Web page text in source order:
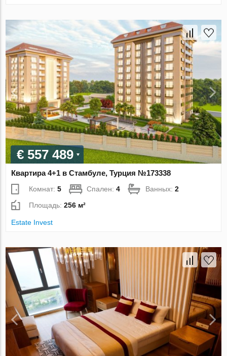
€ 557 489
Квартира 4+1 в Стамбуле, Турция №173338
Комнат:5 Спален:4 Ванных:2
Площадь:256 м²
Estate Invest